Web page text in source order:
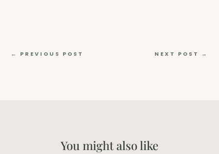
← PREVIOUS POST NEXT POST →
You might also like